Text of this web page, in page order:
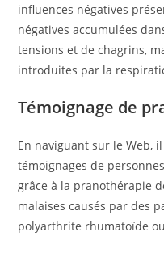
influences négatives
négatives accumulées
tensions et de chagrins,
introduites par la
Témoignage de
En naviguant sur le Web,
témoignages de
grâce à la pranothérapie
malaises causés par des
polyarthrite rhumatoïde